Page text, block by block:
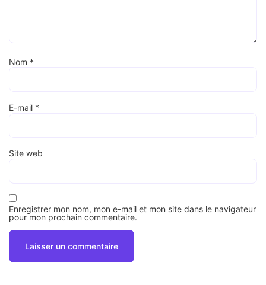
Nom *
E-mail *
Site web
Enregistrer mon nom, mon e-mail et mon site dans le navigateur
pour mon prochain commentaire.